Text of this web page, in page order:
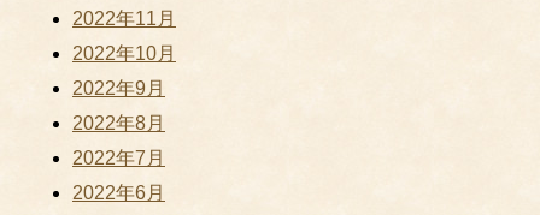
2022年11月
2022年10月
2022年9月
2022年8月
2022年7月
2022年6月